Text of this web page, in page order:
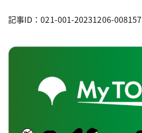
記事ID：021-001-20231206-008157